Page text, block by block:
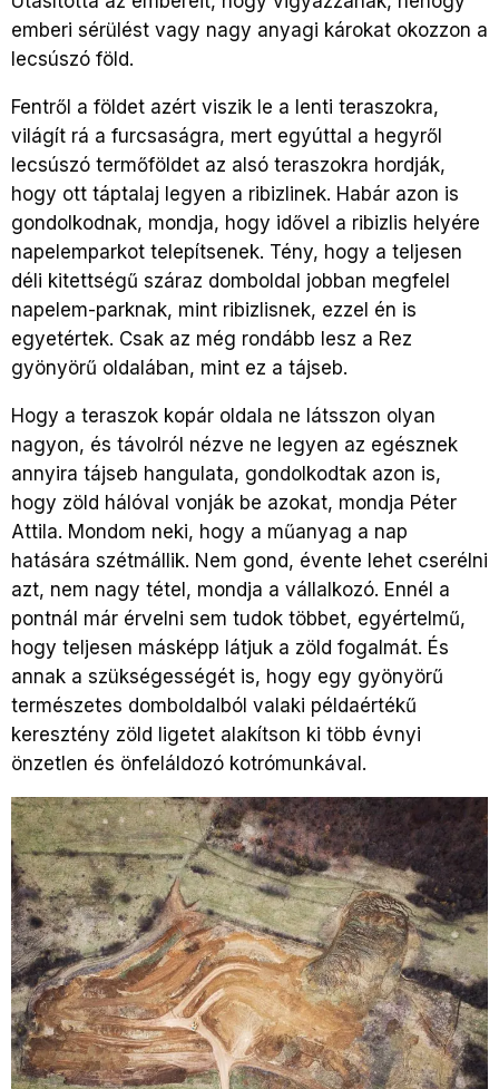
emberi sérülést vagy nagy anyagi károkat okozzon a
lecsúszó föld.
Fentről a földet azért viszik le a lenti teraszokra,
világít rá a furcsaságra, mert egyúttal a hegyről
lecsúszó termőföldet az alsó teraszokra hordják,
hogy ott táptalaj legyen a ribizlinek. Habár azon is
gondolkodnak, mondja, hogy idővel a ribizlis helyére
napelemparkot telepítsenek. Tény, hogy a teljesen
déli kitettségű száraz domboldal jobban megfelel
napelem-parknak, mint ribizlisnek, ezzel én is
egyetértek. Csak az még rondább lesz a Rez
gyönyörű oldalában, mint ez a tájseb.
Hogy a teraszok kopár oldala ne látsszon olyan
nagyon, és távolról nézve ne legyen az egésznek
annyira tájseb hangulata, gondolkodtak azon is,
hogy zöld hálóval vonják be azokat, mondja Péter
Attila. Mondom neki, hogy a műanyag a nap
hatására szétmállik. Nem gond, évente lehet cserélni
azt, nem nagy tétel, mondja a vállalkozó. Ennél a
pontnál már érvelni sem tudok többet, egyértelmű,
hogy teljesen másképp látjuk a zöld fogalmát. És
annak a szükségességét is, hogy egy gyönyörű
természetes domboldalból valaki példaértékű
keresztény zöld ligetet alakítson ki több évnyi
önzetlen és önfeláldozó kotrómunkával.